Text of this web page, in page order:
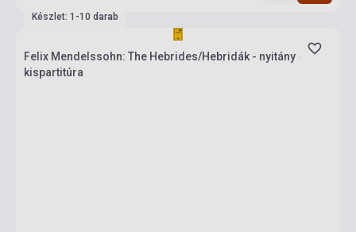
Készlet: 1-10 darab
Felix Mendelssohn: The Hebrides/Hebridák - nyitány -
kispartitúra